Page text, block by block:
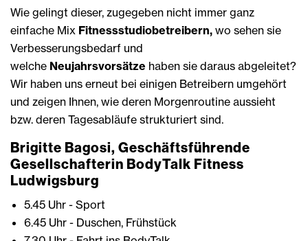
Wie gelingt dieser, zugegeben nicht immer ganz
einfache Mix Fitnessstudiobetreibern, wo sehen sie
Verbesserungsbedarf und
welche Neujahrsvorsätze haben sie daraus abgeleitet?
Wir haben uns erneut bei einigen Betreibern umgehört
und zeigen Ihnen, wie deren Morgenroutine aussieht
bzw. deren Tagesabläufe strukturiert sind.
Brigitte Bagosi, Geschäftsführende
Gesellschafterin BodyTalk Fitness
Ludwigsburg
5.45 Uhr - Sport
6.45 Uhr - Duschen, Frühstück